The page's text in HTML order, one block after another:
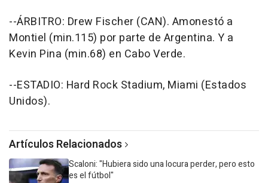
--ÁRBITRO: Drew Fischer (CAN). Amonestó a
Montiel (min.115) por parte de Argentina. Y a
Kevin Pina (min.68) en Cabo Verde.
--ESTADIO: Hard Rock Stadium, Miami (Estados
Unidos).
Artículos Relacionados
Scaloni: "Hubiera sido una locura perder, pero esto
es el fútbol"